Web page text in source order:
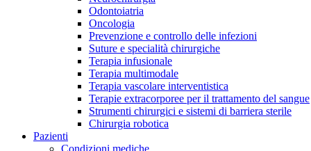
Campione stomia o cateteri
Richiedi gratuitamente un campione al nostro Customer Care,
Trova la tua opportunità di lavoro!
Scopri le opportunità di carriera del Gruppo B. Braun. Visita
Odontoiatria
Oncologia
Prevenzione e controllo delle infezioni
Suture e specialità chirurgiche
Terapia infusionale
Terapia multimodale
Terapia vascolare interventistica
Terapie extracorporee per il trattamento del sangue
Strumenti chirurgici e sistemi di barriera sterile
Chirurgia robotica
Pazienti
Condizioni mediche